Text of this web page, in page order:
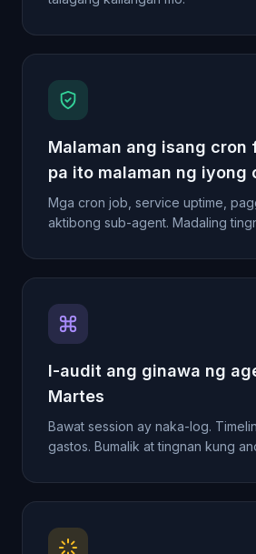
Malaman ang isang cron
pa ito malaman ng iyong
Mga cron job, service uptime,
aktibong sub-agent. Madaling
I-audit ang ginawa ng
Martes
Bawat session ay naka-log.
gastos. Bumalik at tingnan kung